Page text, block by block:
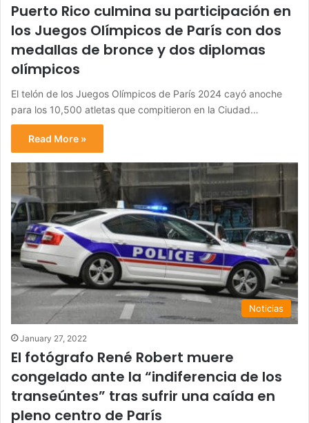
Puerto Rico culmina su participación en
los Juegos Olímpicos de París con dos
medallas de bronce y dos diplomas
olímpicos
El telón de los Juegos Olímpicos de París 2024 cayó anoche
para los 10,500 atletas que compitieron en la Ciudad…
Read More »
Noticias
January 27, 2022
El fotógrafo René Robert muere
congelado ante la “indiferencia de los
transeúntes” tras sufrir una caída en
pleno centro de París